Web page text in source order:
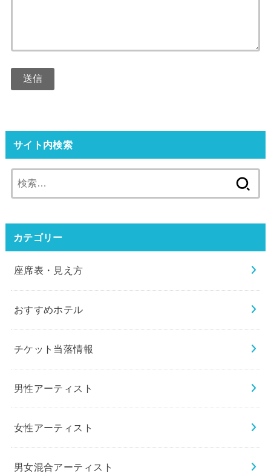
サイト内検索
索:
カテゴリー
座席表・見え方
おすすめホテル
チケット当落情報
男性アーティスト
女性アーティスト
男女混合アーティスト